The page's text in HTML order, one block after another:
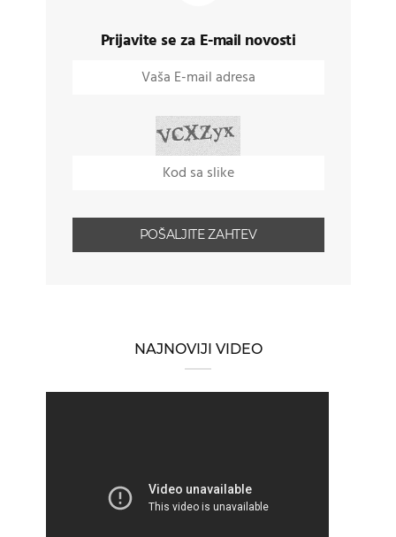
Prijavite se za E-mail novosti
NAJNOVIJI VIDEO